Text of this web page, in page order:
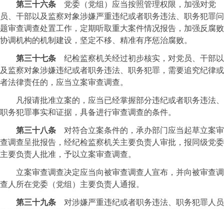
第三十六条 党委（党组）应当按照管理权限，加强对党
员、干部以及监察对象涉嫌严重违纪或者职务违法、职务犯罪问
题审查调查处置工作，定期听取重大案件情况报告，加强反腐败
协调机构的机制建设，坚定不移、精准有序惩治腐败。
第三十七条 纪检监察机关经过初步核实，对党员、干部以
及监察对象涉嫌违纪或者职务违法、职务犯罪，需要追究纪律或
者法律责任的，应当立案审查调查。
凡报请批准立案的，应当已经掌握部分违纪或者职务违法、
职务犯罪事实和证据，具备进行审查调查的条件。
第三十八条 对符合立案条件的，承办部门应当起草立案审
查调查呈批报告，经纪检监察机关主要负责人审批，报同级党委
主要负责人批准，予以立案审查调查。
立案审查调查决定应当向被审查调查人宣布，并向被审查调
查人所在党委（党组）主要负责人通报。
第三十九条 对涉嫌严重违纪或者职务违法、职务犯罪人员